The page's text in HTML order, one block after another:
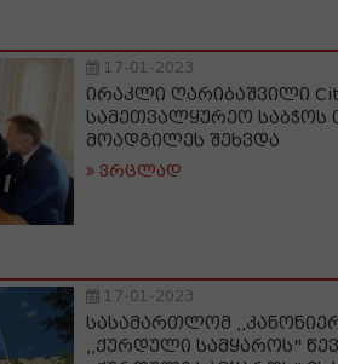
17-01-2023
ირაკლი ღარიბაშვილი
სამეთვალყურეო საბჭოს
მოადგილეს შეხვდა
ვრცლად
17-01-2023
სასამართლომ
,,ქურდული სამყაროს"